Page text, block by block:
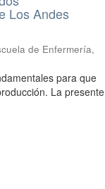
Los Andes
de Enfermería,
para que
La presente